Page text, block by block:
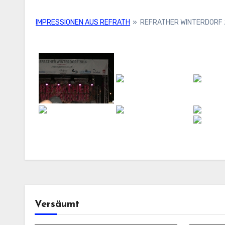
IMPRESSIONEN AUS REFRATH » REFRATHER
Versäumt